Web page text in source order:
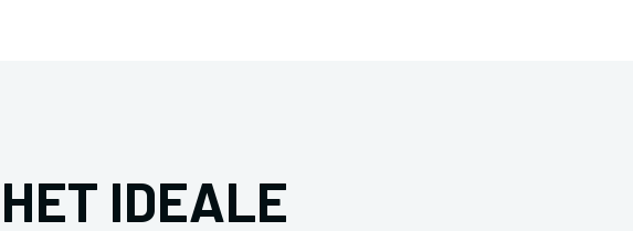
HET IDEALE